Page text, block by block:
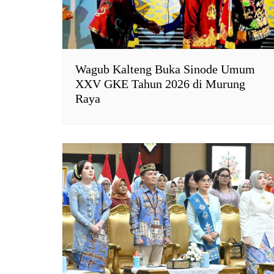
Wagub Kalteng Buka Sinode Umum
XXV GKE Tahun 2026 di Murung
Raya